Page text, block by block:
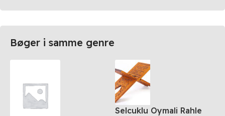
Bøger i samme genre
Selcuklu Oymali Rahle